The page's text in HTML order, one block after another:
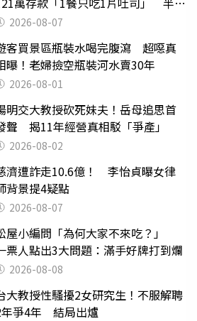
暴瘦嚇壞女兒
2026-08-07
客買景區瓶裝水喝完腹瀉 超噁真
曝！老婦撿空瓶裝河水賣30年
2026-08-01
明交大教授砍死妹夫！岳母追思首
聲 揭11年經營真相駁「爭產」
2026-08-02
濟遭詐走10.6億！ 李怡貞曝女律
背景提4疑點
2026-08-07
屋小編問「為何大家不來吃？」
票人點出3大問題：滿手好牌打到爛
2026-08-08
大教授性騷擾2女研究生！不服解聘
爭4年 結局出爐